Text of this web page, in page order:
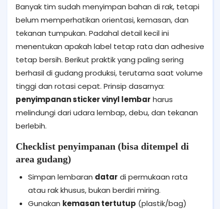
Banyak tim sudah menyimpan bahan di rak, tetapi
belum memperhatikan orientasi, kemasan, dan
tekanan tumpukan. Padahal detail kecil ini
menentukan apakah label tetap rata dan adhesive
tetap bersih. Berikut praktik yang paling sering
berhasil di gudang produksi, terutama saat volume
tinggi dan rotasi cepat. Prinsip dasarnya:
penyimpanan sticker vinyl lembar harus
melindungi dari udara lembap, debu, dan tekanan
berlebih.
Checklist penyimpanan (bisa ditempel di
area gudang)
Simpan lembaran datar di permukaan rata
atau rak khusus, bukan berdiri miring.
Gunakan kemasan tertutup (plastik/bag)